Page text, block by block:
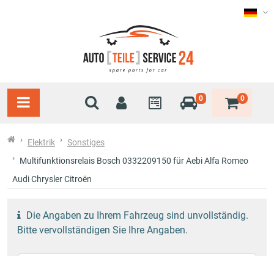
0 0
Elektrik
Sonstiges
Multifunktionsrelais Bosch 0332209150 für Aebi Alfa Romeo
Audi Chrysler Citroën
Die Angaben zu Ihrem Fahrzeug sind unvollständig.
Bitte vervollständigen Sie Ihre Angaben.